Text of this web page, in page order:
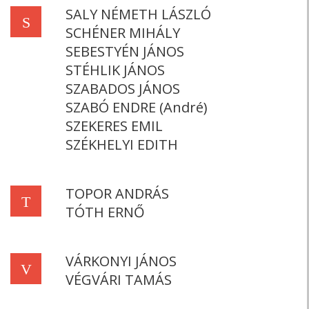
S
SALY NÉMETH LÁSZLÓ
SCHÉNER MIHÁLY
SEBESTYÉN JÁNOS
STÉHLIK JÁNOS
SZABADOS JÁNOS
SZABÓ ENDRE (André)
SZEKERES EMIL
SZÉKHELYI EDITH
T
TOPOR ANDRÁS
TÓTH ERNŐ
V
VÁRKONYI JÁNOS
VÉGVÁRI TAMÁS